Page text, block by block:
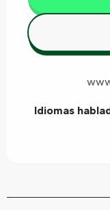
Idiomas
Idiomas